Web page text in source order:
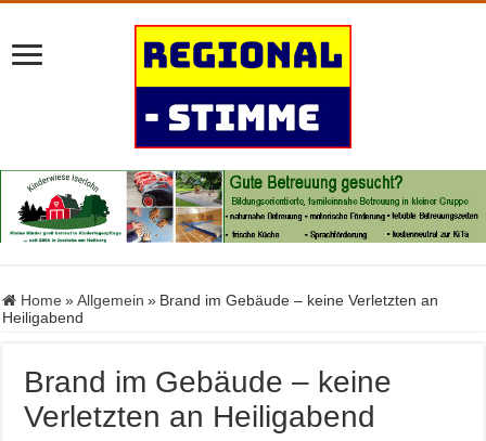
Home » Allgemein » Brand im Gebäude – keine Verletzten an
Heiligabend
Brand im Gebäude – keine
Verletzten an Heiligabend